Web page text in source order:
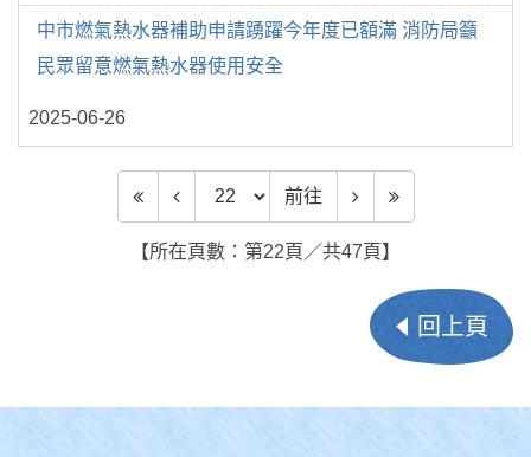
中市燃氣熱水器補助申請踴躍今年度已額滿 消防局籲
民眾留意燃氣熱水器使用安全
2025-06-26
前往頁數 前往
【所在頁數：第22頁／共47頁】
回上頁